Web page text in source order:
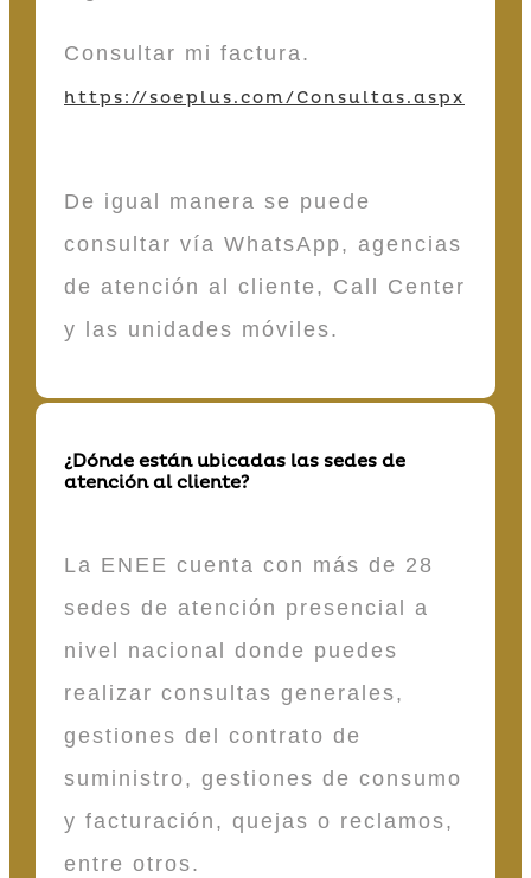
Consultar mi factura.
https://soeplus.com/Consultas.aspx
De igual manera se puede
consultar vía WhatsApp, agencias
de atención al cliente, Call Center
y las unidades móviles.
¿Dónde están ubicadas las sedes de
atención al cliente?
La ENEE cuenta con más de 28
sedes de atención presencial a
nivel nacional donde puedes
realizar consultas generales,
gestiones del contrato de
suministro, gestiones de consumo
y facturación, quejas o reclamos,
entre otros.